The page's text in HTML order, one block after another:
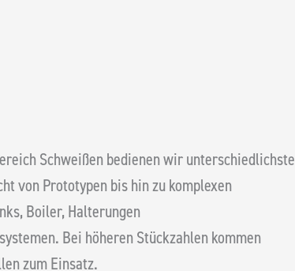
Schweißen bedienen wir unterschiedlichste
von Prototypen bis hin zu komplexen
Boiler, Halterungen
Bei höheren Stückzahlen kommen
zum Einsatz.